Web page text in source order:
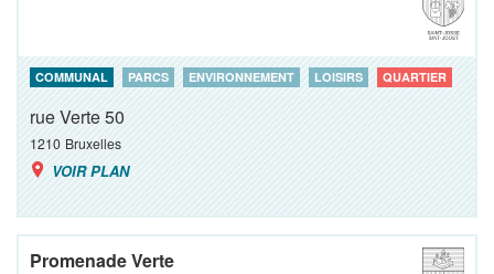
COMMUNAL PARCS ENVIRONNEMENT LOISIRS QUARTIER
rue Verte 50
1210 Bruxelles
VOIR PLAN
Promenade Verte